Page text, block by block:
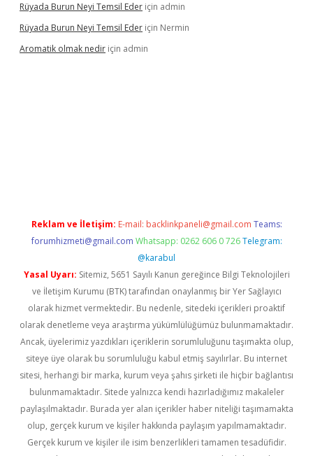
Rüyada Burun Neyi Temsil Eder için admin
Rüyada Burun Neyi Temsil Eder için Nermin
Aromatik olmak nedir için admin
Reklam ve İletişim: E-mail: backlinkpaneli@gmail.com Teams:
forumhizmeti@gmail.com Whatsapp: 0262 606 0 726 Telegram:
@karabul
Yasal Uyarı: Sitemiz, 5651 Sayılı Kanun gereğince Bilgi Teknolojileri
ve İletişim Kurumu (BTK) tarafından onaylanmış bir Yer Sağlayıcı
olarak hizmet vermektedir. Bu nedenle, sitedeki içerikleri proaktif
olarak denetleme veya araştırma yükümlülüğümüz bulunmamaktadır.
Ancak, üyelerimiz yazdıkları içeriklerin sorumluluğunu taşımakta olup,
siteye üye olarak bu sorumluluğu kabul etmiş sayılırlar. Bu internet
sitesi, herhangi bir marka, kurum veya şahıs şirketi ile hiçbir bağlantısı
bulunmamaktadır. Sitede yalnızca kendi hazırladığımız makaleler
paylaşılmaktadır. Burada yer alan içerikler haber niteliği taşımamakta
olup, gerçek kurum ve kişiler hakkında paylaşım yapılmamaktadır.
Gerçek kurum ve kişiler ile isim benzerlikleri tamamen tesadüfidir.